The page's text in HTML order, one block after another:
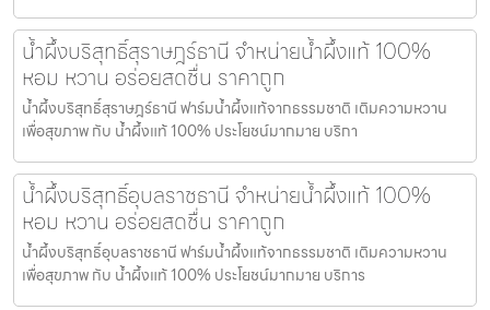
น้ำผึ้งบริสุทธิ์สุราษฎร์ธานี จำหน่ายน้ำผึ้งแท้ 100%
หอม หวาน อร่อยสดชื่น ราคาถูก
น้ำผึ้งบริสุทธิ์สุราษฎร์ธานี ฟาร์มน้ำผึ้งแท้จากธรรมชาติ เติมความหวาน
เพื่อสุขภาพ กับ น้ำผึ้งแท้ 100% ประโยชน์มากมาย บริกา
น้ำผึ้งบริสุทธิ์อุบลราชธานี จำหน่ายน้ำผึ้งแท้ 100%
หอม หวาน อร่อยสดชื่น ราคาถูก
น้ำผึ้งบริสุทธิ์อุบลราชธานี ฟาร์มน้ำผึ้งแท้จากธรรมชาติ เติมความหวาน
เพื่อสุขภาพ กับ น้ำผึ้งแท้ 100% ประโยชน์มากมาย บริการ